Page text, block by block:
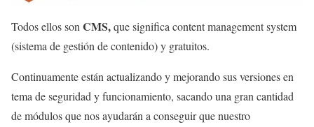
Todos ellos sonCMS,que significa content management system
(sistema de gestión de contenido) y gratuitos.
Continuamente están actualizando y mejorando sus versiones en
tema de seguridad y funcionamiento, sacando una gran cantidad
de módulos que nos ayudarán a conseguir que nuestro